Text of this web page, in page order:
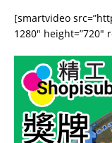
[smartvideo
1280″